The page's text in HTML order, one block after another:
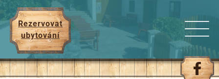
Rezervovat
ubytování